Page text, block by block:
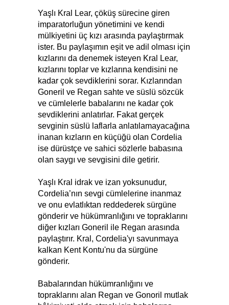
Yaşlı Kral Lear, çöküş sürecine giren
imparatorluğun yönetimini ve kendi
mülkiyetini üç kızı arasında paylaştırmak
ister. Bu paylaşımın eşit ve adil olması için
kızlarını da denemek isteyen Kral Lear,
kızlarını toplar ve kızlarına kendisini ne
kadar çok sevdiklerini sorar. Kızlarından
Goneril ve Regan sahte ve süslü sözcük
ve cümlelerle babalarını ne kadar çok
sevdiklerini anlatırlar. Fakat gerçek
sevginin süslü laflarla anlatılamayacağına
inanan kızların en küçüğü olan Cordelia
ise dürüstçe ve sahici sözlerle babasına
olan saygı ve sevgisini dile getirir.
Yaşlı Kral idrak ve izan yoksunudur,
Cordelia’nın sevgi cümlelerine inanmaz
ve onu evlatlıktan reddederek sürgüne
gönderir ve hükümranlığını ve topraklarını
diğer kızları Goneril ile Regan arasında
paylaştırır. Kral, Cordelia'yı savunmaya
kalkan Kent Kontu'nu da sürgüne
gönderir.
Babalarından hükümranlığını ve
topraklarını alan Regan ve Gonoril mutlak